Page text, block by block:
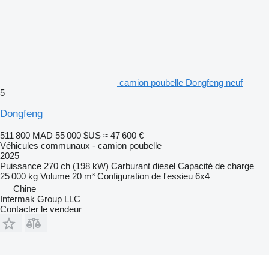
camion poubelle Dongfeng neuf
5
Dongfeng
511 800 MAD 55 000 $US ≈ 47 600 €
Véhicules communaux - camion poubelle
2025
Puissance 270 ch (198 kW) Carburant diesel Capacité de charge
25 000 kg Volume 20 m³ Configuration de l'essieu 6x4
Chine
Intermak Group LLC
Contacter le vendeur